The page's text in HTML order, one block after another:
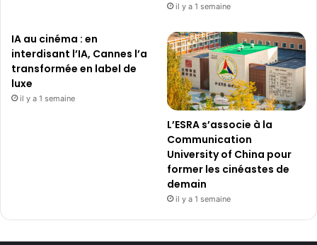
il y a 1 semaine
IA au cinéma : en
interdisant l’IA, Cannes l’a
transformée en label de
luxe
il y a 1 semaine
L’ESRA s’associe à la
Communication
University of China pour
former les cinéastes de
demain
il y a 1 semaine